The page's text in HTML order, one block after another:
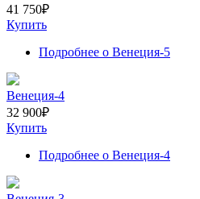
41 750₽
Купить
Подробнее о Венеция-5
Венеция-4
32 900₽
Купить
Подробнее о Венеция-4